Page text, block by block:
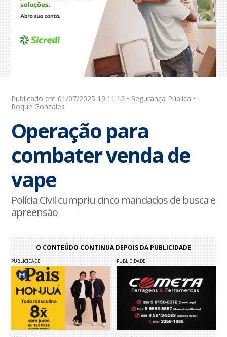
Publicado em 01/07/2025 19:11:12 • Segurança Pública •
Roque Gonzales
Operação para
combater venda de
vape
Polícia Civil cumpriu cinco mandados de busca e
apreensão
O CONTEÚDO CONTINUA DEPOIS DA PUBLICIDADE
PUBLICIDADE PUBLICIDADE